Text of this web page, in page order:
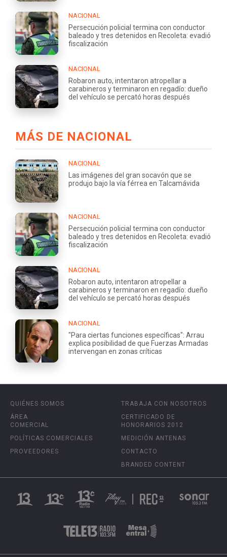
NACIONAL
Persecución policial termina con conductor
baleado y tres detenidos en Recoleta: evadió
fiscalización
NACIONAL
Robaron auto, intentaron atropellar a
carabineros y terminaron en regadío: dueño
del vehículo se percató horas después
MÁS DE NACIONAL
NACIONAL
Las imágenes del gran socavón que se
produjo bajo la vía férrea en Talcamávida
NACIONAL
Persecución policial termina con conductor
baleado y tres detenidos en Recoleta: evadió
fiscalización
NACIONAL
Robaron auto, intentaron atropellar a
carabineros y terminaron en regadío: dueño
del vehículo se percató horas después
NACIONAL
"Para ciertas funciones específicas": Arrau
explica posibilidad de que Fuerzas Armadas
intervengan en zonas críticas
QUIÉNES SOMOS
ÁREA
COMERCIAL
POLÍTICAS COMERCIALES
PROVEEDORES
TRABAJA CON NOSOTROS
CERTIFICADO DE
HONORARIOS 2012
MEDICIÓN ANTENAS
CONTACTO
BRANDED CONTENT